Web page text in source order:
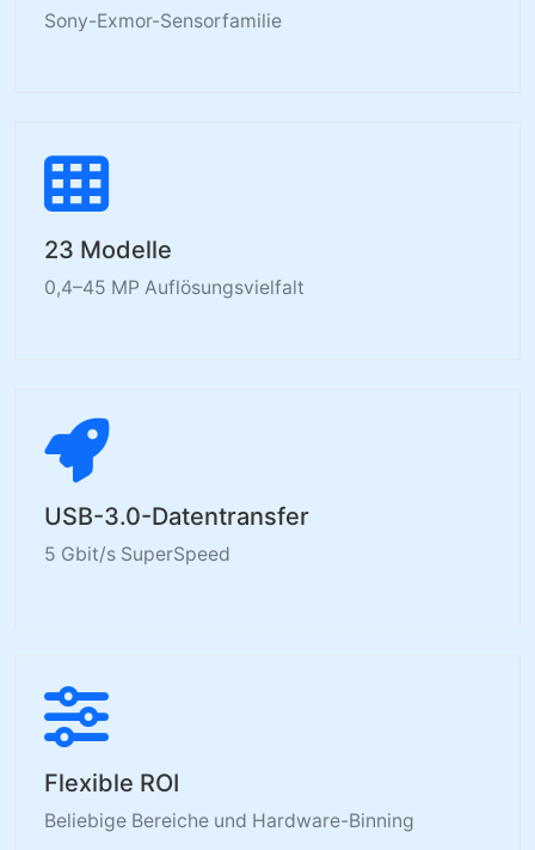
Sony-Exmor-Sensorfamilie
23 Modelle
0,4–45 MP Auflösungsvielfalt
USB-3.0-Datentransfer
5 Gbit/s SuperSpeed
Flexible ROI
Beliebige Bereiche und Hardware-Binning